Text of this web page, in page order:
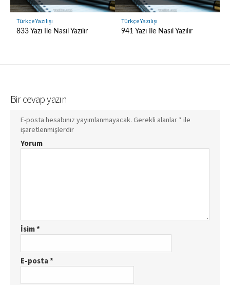
Türkçe Yazılışı
833 Yazı İle Nasıl Yazılır
Türkçe Yazılışı
941 Yazı İle Nasıl Yazılır
Bir cevap yazın
E-posta hesabınız yayımlanmayacak. Gerekli alanlar * ile
işaretlenmişlerdir
Yorum
İsim*
E-posta*